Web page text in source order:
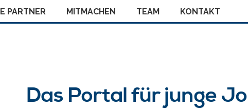
PARTNER MITMACHEN TEAM KONTAKT
Das Portal für junge